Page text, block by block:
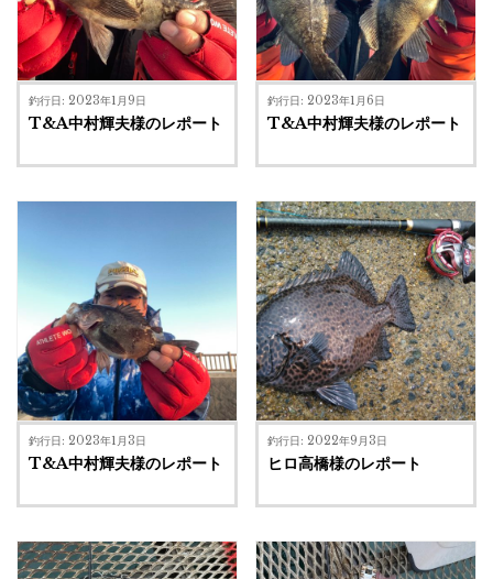
釣行日: 2023年1月9日
T&A中村輝夫様のレポート
釣行日: 2023年1月6日
T&A中村輝夫様のレポート
釣行日: 2023年1月3日
T&A中村輝夫様のレポート
釣行日: 2022年9月3日
ヒロ高橋様のレポート